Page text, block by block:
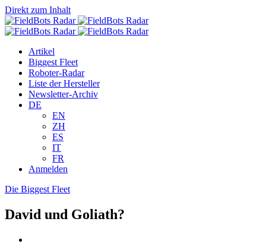
Direkt zum Inhalt
Artikel
Biggest Fleet
Roboter-Radar
Liste der Hersteller
Newsletter-Archiv
DE
EN
ZH
ES
IT
FR
Anmelden
Die Biggest Fleet
David und Goliath?